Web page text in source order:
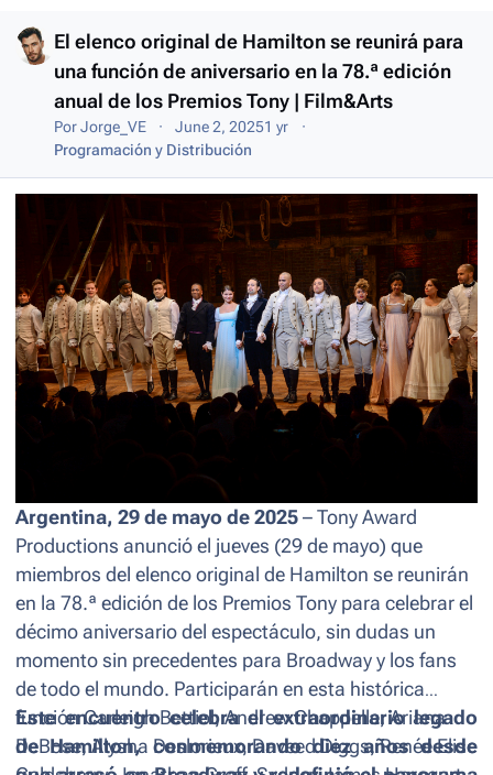
El elenco original de Hamilton se reunirá para
una función de aniversario en la 78.ª edición
anual de los Premios Tony | Film&Arts
PorJorge_VE June 2, 20251 yr
Programación y Distribución
Argentina, 29 de mayo de 2025 – Tony Award
Productions anunció el jueves (29 de mayo) que
miembros del elenco original de Hamilton se reunirán
en la 78.ª edición de los Premios Tony para celebrar el
décimo aniversario del espectáculo, sin dudas un
momento sin precedentes para Broadway y los fans
de todo el mundo. Participarán en esta histórica
función Carleigh Bettiol, Andrew Chappelle, Ariana
DeBose, Alysha Deslorieux, Daveed Diggs, Renée Elise
Este encuentro celebra el extraordinario legado
de Hamilton, conmemorando diez años desde